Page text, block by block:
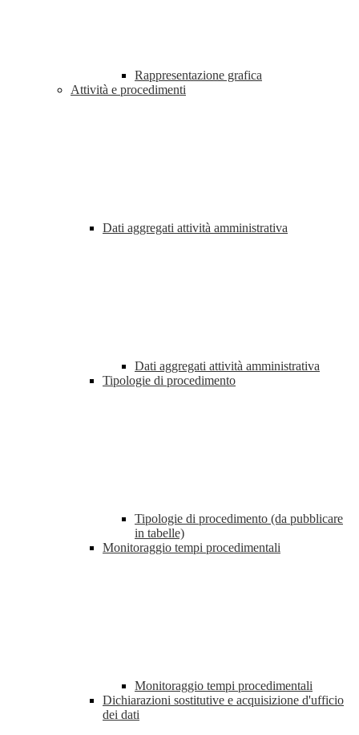
Rappresentazione grafica
Attività e procedimenti
Dati aggregati attività amministrativa
Dati aggregati attività amministrativa
Tipologie di procedimento
Tipologie di procedimento (da pubblicare
in tabelle)
Monitoraggio tempi procedimentali
Monitoraggio tempi procedimentali
Dichiarazioni sostitutive e acquisizione d'ufficio
dei dati